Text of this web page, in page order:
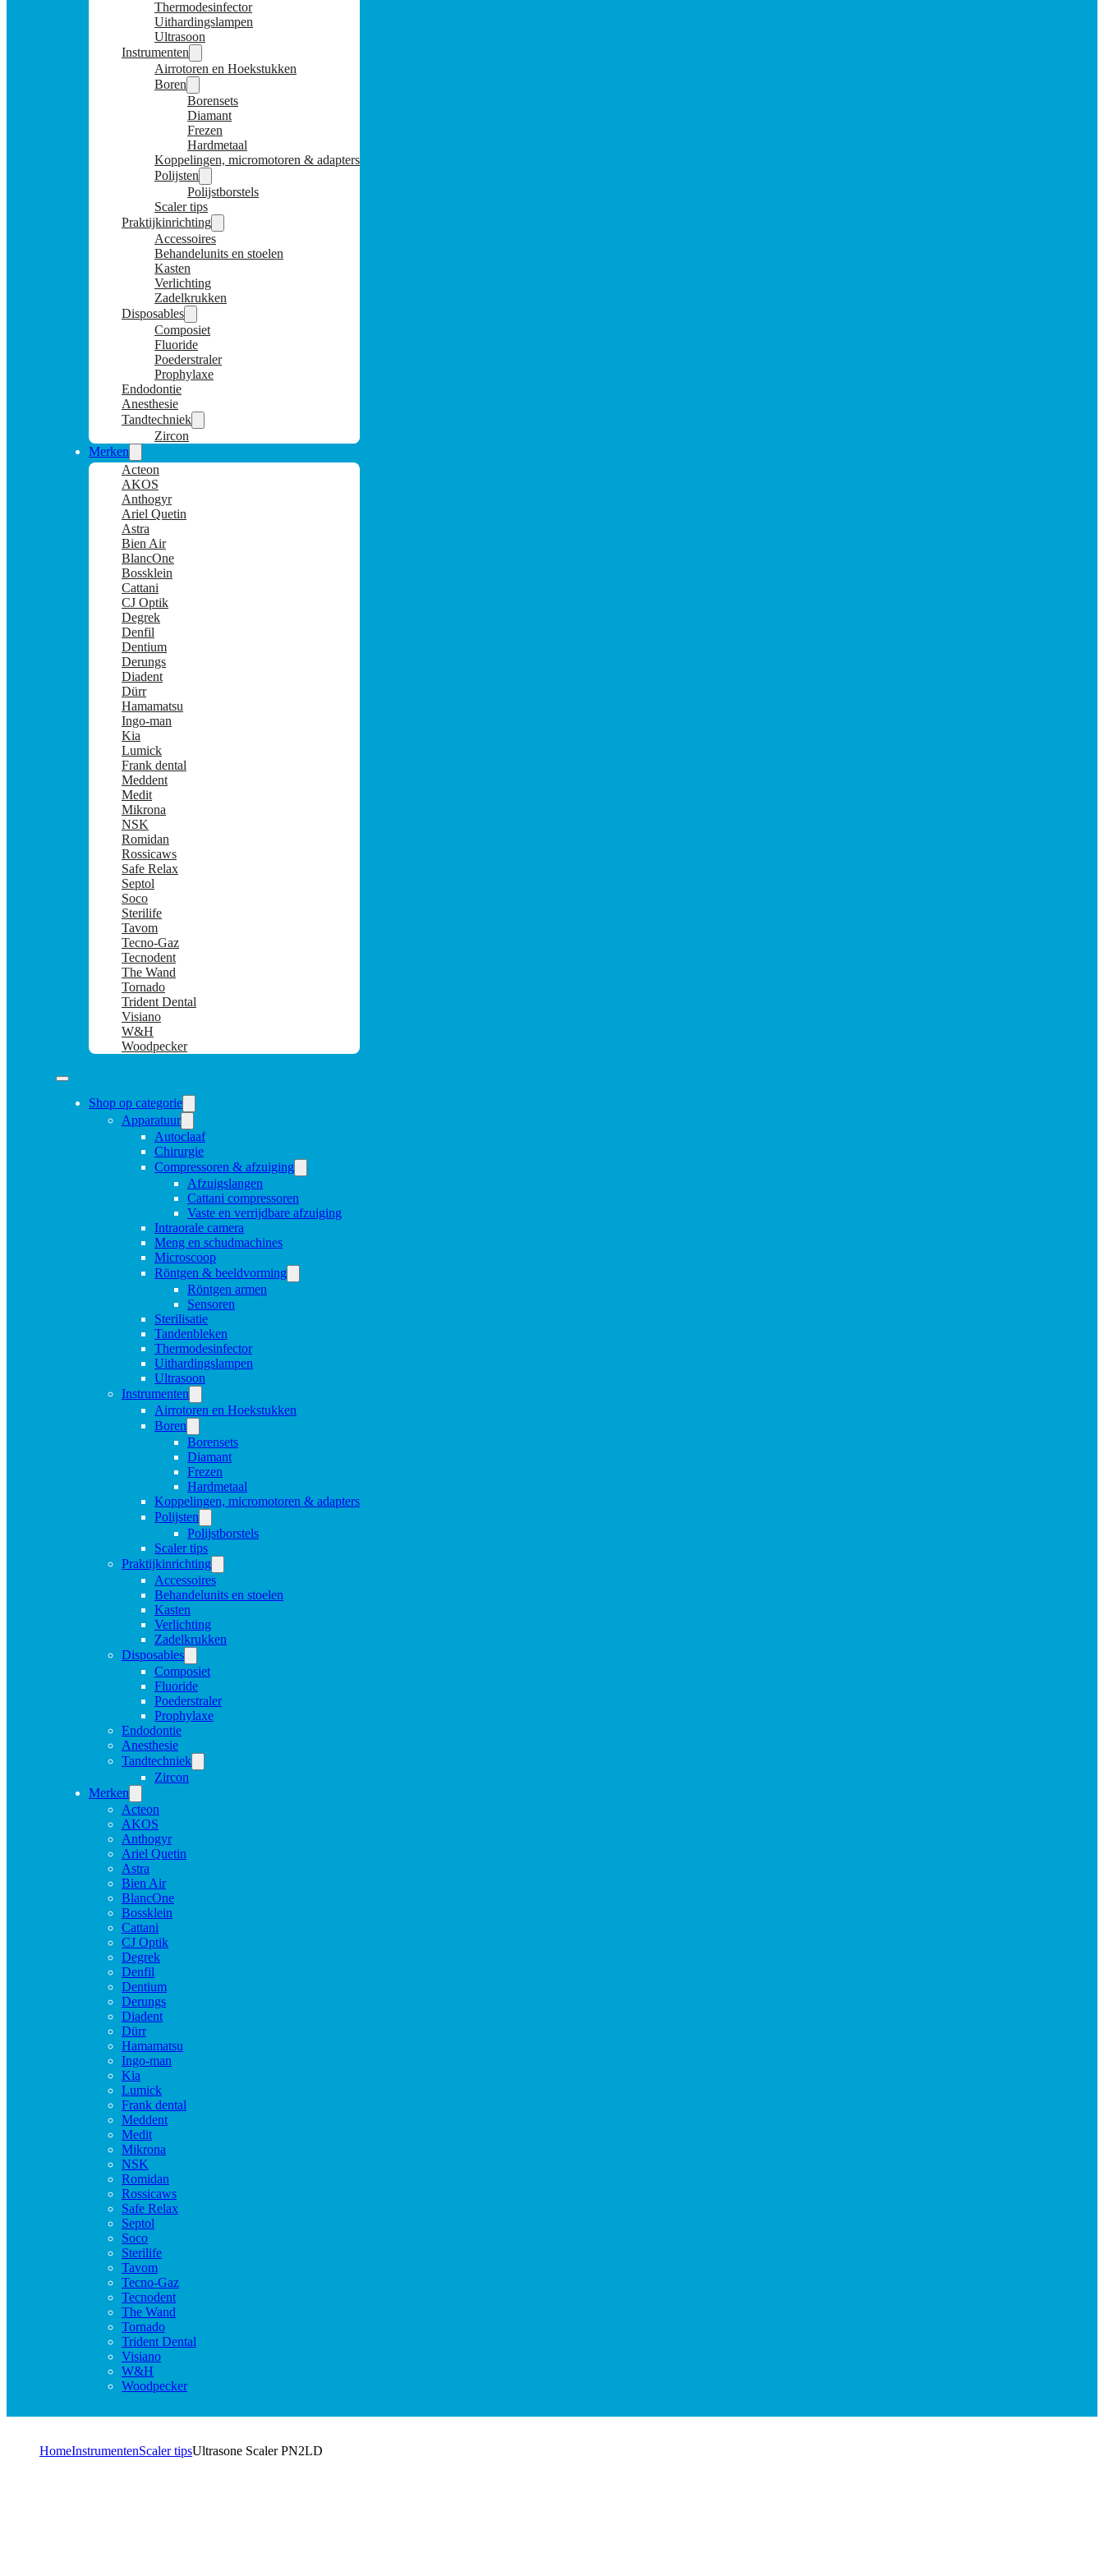
Thermodesinfector
Uithardingslampen
Ultrasoon
Instrumenten
Airrotoren en Hoekstukken
Boren
Borensets
Diamant
Frezen
Hardmetaal
Koppelingen, micromotoren & adapters
Polijsten
Polijstborstels
Scaler tips
Praktijkinrichting
Accessoires
Behandelunits en stoelen
Kasten
Verlichting
Zadelkrukken
Disposables
Composiet
Fluoride
Poederstraler
Prophylaxe
Endodontie
Anesthesie
Tandtechniek
Zircon
Merken
Acteon
AKOS
Anthogyr
Ariel Quetin
Astra
Bien Air
BlancOne
Bossklein
Cattani
CJ Optik
Degrek
Denfil
Dentium
Derungs
Diadent
Dürr
Hamamatsu
Ingo-man
Kia
Lumick
Frank dental
Meddent
Medit
Mikrona
NSK
Romidan
Rossicaws
Safe Relax
Septol
Soco
Sterilife
Tavom
Tecno-Gaz
Tecnodent
The Wand
Tornado
Trident Dental
Visiano
W&H
Woodpecker
Shop op categorie
Apparatuur
Autoclaaf
Chirurgie
Compressoren & afzuiging
Afzuigslangen
Cattani compressoren
Vaste en verrijdbare afzuiging
Intraorale camera
Meng en schudmachines
Microscoop
Röntgen & beeldvorming
Röntgen armen
Sensoren
Sterilisatie
Tandenbleken
Thermodesinfector
Uithardingslampen
Ultrasoon
Instrumenten
Airrotoren en Hoekstukken
Boren
Borensets
Diamant
Frezen
Hardmetaal
Koppelingen, micromotoren & adapters
Polijsten
Polijstborstels
Scaler tips
Praktijkinrichting
Accessoires
Behandelunits en stoelen
Kasten
Verlichting
Zadelkrukken
Disposables
Composiet
Fluoride
Poederstraler
Prophylaxe
Endodontie
Anesthesie
Tandtechniek
Zircon
Merken
Acteon
AKOS
Anthogyr
Ariel Quetin
Astra
Bien Air
BlancOne
Bossklein
Cattani
CJ Optik
Degrek
Denfil
Dentium
Derungs
Diadent
Dürr
Hamamatsu
Ingo-man
Kia
Lumick
Frank dental
Meddent
Medit
Mikrona
NSK
Romidan
Rossicaws
Safe Relax
Septol
Soco
Sterilife
Tavom
Tecno-Gaz
Tecnodent
The Wand
Tornado
Trident Dental
Visiano
W&H
Woodpecker
HomeInstrumentenScaler tipsUltrasone Scaler PN2LD